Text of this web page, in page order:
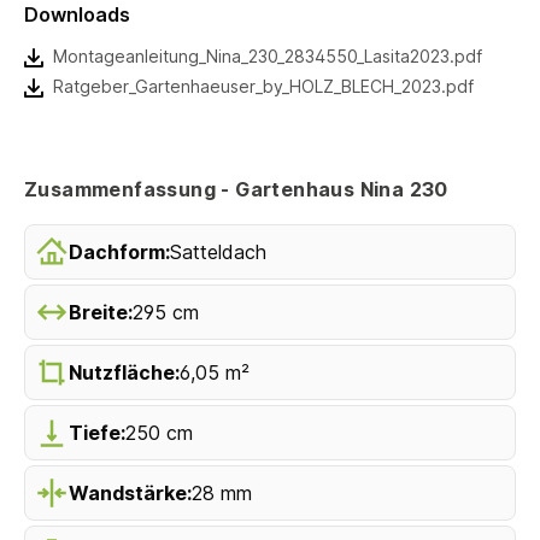
Downloads
Montageanleitung_Nina_230_2834550_Lasita2023.pdf
Ratgeber_Gartenhaeuser_by_HOLZ_BLECH_2023.pdf
Zusammenfassung - Gartenhaus Nina 230
Dachform:Satteldach
Breite:295 cm
Nutzfläche:6,05 m²
Tiefe:250 cm
Wandstärke:28 mm